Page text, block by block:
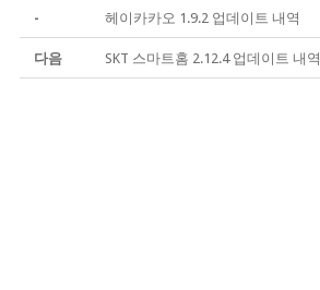
- 헤이카카오 1.9.2 업데이트 내역
다음 SKT 스마트홈 2.12.4 업데이트 내역